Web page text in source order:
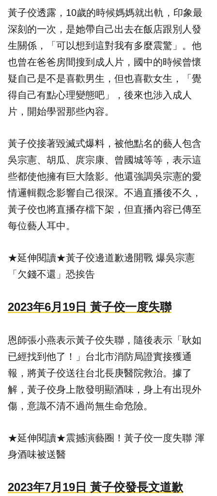
黃子佼透露，10歲的時候媽媽就出軌，印象最
深刻的一次，是她帶自己出去在飯店跟別人發
生關係，「可以想到這對我有多麼震驚」。他
也曾在爸爸房間搜到成人片，國中的時候曾懷
疑自己是不是喜歡男生，但也喜歡女生，「覺
得自己有點心理變態吧」，後來也涉入成人
片，開始學習那些內容。
黃子佼接著毀滅式爆料，被他點名的藝人包含
吳宗憲、胡瓜、庹宗康、曾國城等等，表示這
些都使他擁有巨大陰影。他還強調吳宗憲的愛
情邏輯觀念影響自己很深。不過直播後不久，
黃子佼也將直播存檔下架，但直播內容已傳至
每位藝人耳中。
★延伸閱讀★黃子佼邊道歉邊開戰 爆吳宗憲
「欠錢不還」恐挨告
2023年6月19日 黃子佼一度失聯
恩師張小燕表示黃子佼失聯，隨後表示「耿如
已經找到他了！」台北市消防局證實接獲通
報，將黃子佼送往台北長庚醫院救治。據了
解，黃子佼身上散發明顯酒味，身上有出現外
傷，意識不清不過尚無生命危險。
★延伸閱讀★震撼演藝圈！黃子佼一度失聯 渾
身酒味被送醫
2023年7月19日 黃子佼發長文道歉